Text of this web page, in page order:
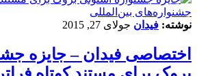
‌‌جشنواره‌های بین‌المللی
نوشته: فیدان جولای 27, 2015
اختصاصی فیدان – جایزه